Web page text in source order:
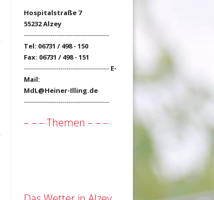
Hospitalstraße 7
55232 Alzey
------------------------------------------
Tel: 06731 / 498 - 150
Fax: 06731 / 498 - 151
------------------------------------------ E-
Mail:
MdL@Heiner-Illing.de
------------------------------------------
– – – Themen – – –